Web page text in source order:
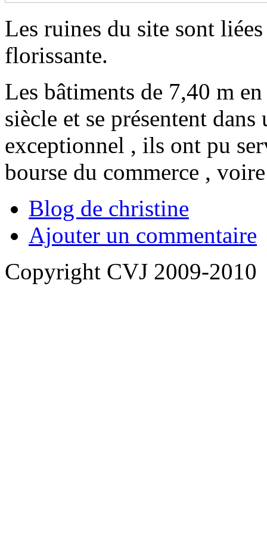
Les ruines du site sont
florissante.
Les bâtiments de 7,40 m
siècle et se présentent
exceptionnel , ils ont pu
bourse du commerce ,
Blog de christine
Ajouter un commentaire
Copyright CVJ 2009-2010